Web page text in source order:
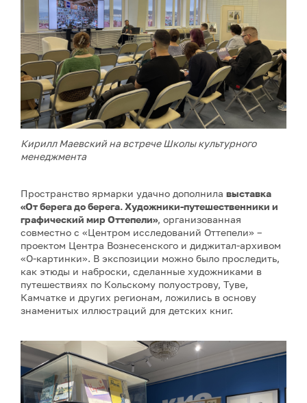
Кирилл Маевский на встрече Школы культурного
менеджмента
Пространство ярмарки удачно дополнила выставка
«От берега до берега. Художники-путешественники и
графический мир Оттепели», организованная
совместно с «Центром исследований Оттепели» –
проектом Центра Вознесенского и диджитал-архивом
«О-картинки». В экспозиции можно было проследить,
как этюды и наброски, сделанные художниками в
путешествиях по Кольскому полуострову, Туве,
Камчатке и других регионам, ложились в основу
знаменитых иллюстраций для детских книг.